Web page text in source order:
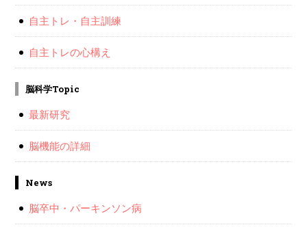
自主トレ・自主訓練
自主トレの心構え
脳科学Topic
最新研究
脳機能の詳細
News
脳卒中・パーキンソン病